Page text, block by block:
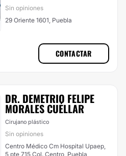
Sin opiniones
29 Oriente 1601, Puebla
CONTACTAR
DR. DEMETRIO FELIPE
MORALES CUÉLLAR
Cirujano plástico
Sin opiniones
Centro Médico Cm Hospital Upaep,
5 pte 715 Col. Centro, Puebla